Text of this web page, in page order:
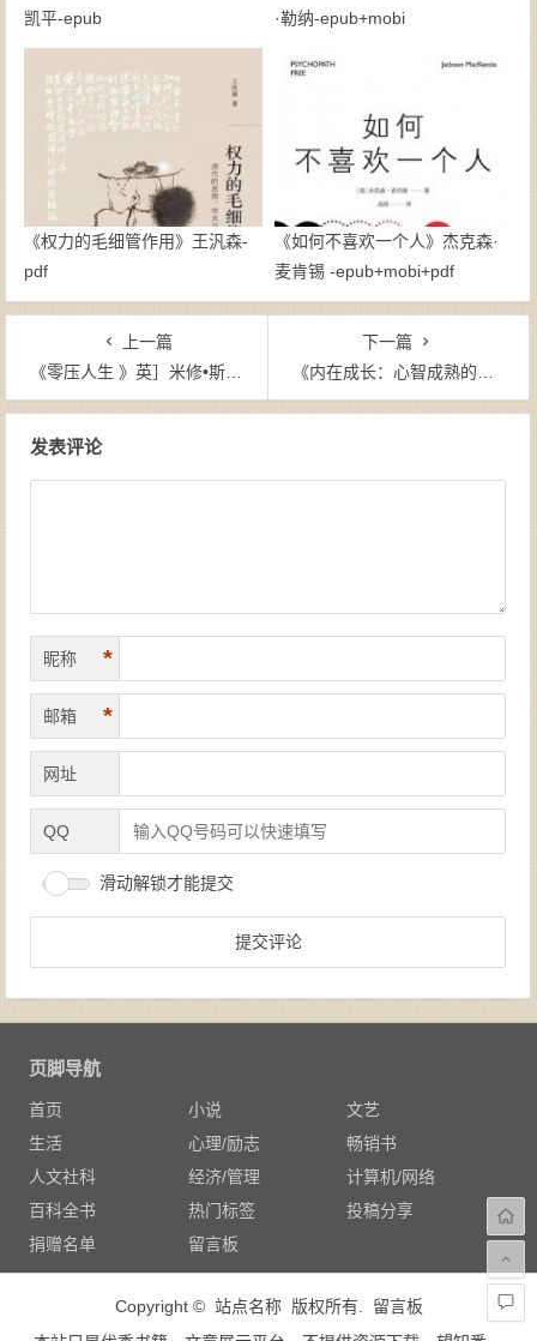
凯平-epub
·勒纳-epub+mobi
《权力的毛细管作用》王汎森-
pdf
《如何不喜欢一个人》杰克森·
麦肯锡 -epub+mobi+pdf
上一篇
《零压人生 》英］米修•斯托罗尼-epub+mobi
下一篇
《内在成长：心智成熟的四个思维习惯》[美] 塔玛·琼斯基-epub+mobi+azw3
发表评论
昵称 *
邮箱 *
网址
QQ
滑动解锁才能提交
页脚导航
首页 小说
文艺
生活
心理/励志
畅销书
人文社科
经济/管理
计算机/网络
百科全书
热门标签
投稿分享
捐赠名单
留言板
Copyright © 站点名称 版权所有. 留言板